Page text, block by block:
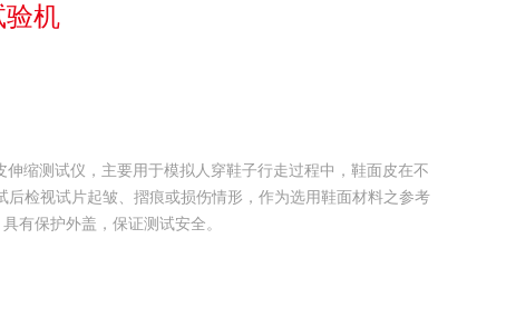
验机
缩测试仪，主要用于模拟人穿鞋子行走过程中，鞋面皮在不
后检视试片起皱、摺痕或损伤情形，作为选用鞋面材料之参考
有保护外盖，保证测试安全。